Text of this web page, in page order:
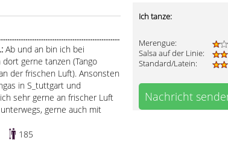
Ab und an bin ich bei
gerne tanzen (Tango
der frischen Luft). Ansonsten
in S_tuttgart und
sehr gerne an frischer Luft
gerne auch mit
185
Ich tanze:
Merengue:
Salsa auf der Linie:
Standard/Latein:
Nachricht